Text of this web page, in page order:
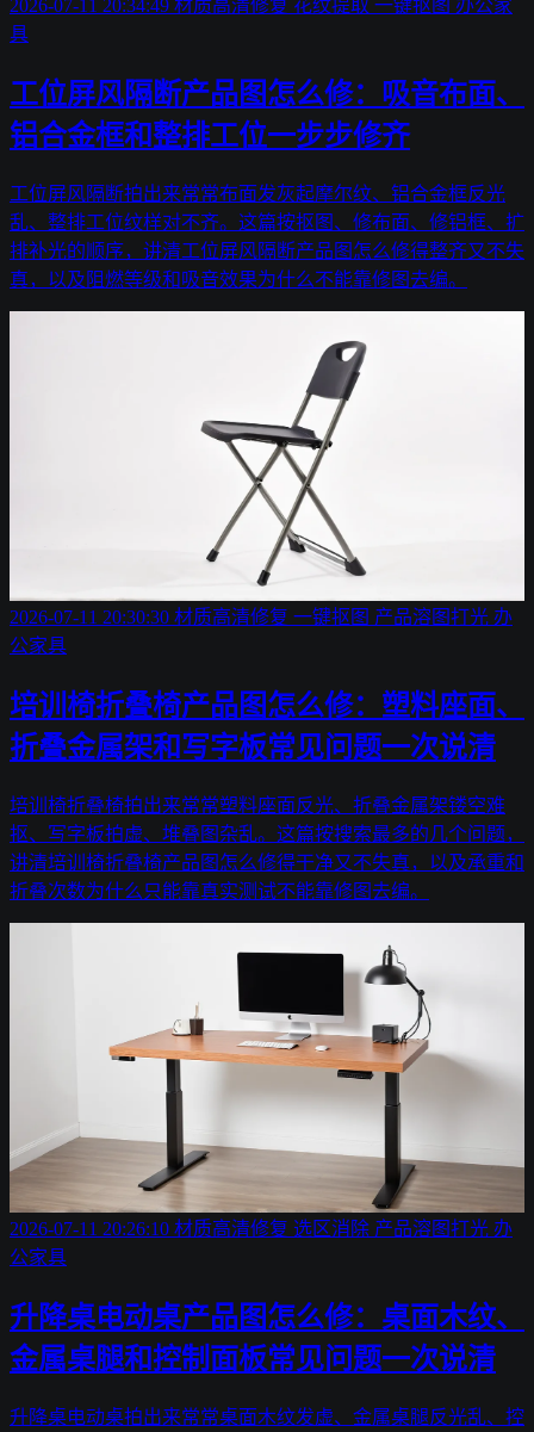
2026-07-11 20:34:49 材质高清修复 花纹提取 一键抠图 办公家
具
工位屏风隔断产品图怎么修：吸音布面、
铝合金框和整排工位一步步修齐
工位屏风隔断拍出来常常布面发灰起摩尔纹、铝合金框反光
乱、整排工位纹样对不齐。这篇按抠图、修布面、修铝框、扩
排补光的顺序，讲清工位屏风隔断产品图怎么修得整齐又不失
真，以及阻燃等级和吸音效果为什么不能靠修图去编。
2026-07-11 20:30:30 材质高清修复 一键抠图 产品溶图打光 办
公家具
培训椅折叠椅产品图怎么修：塑料座面、
折叠金属架和写字板常见问题一次说清
培训椅折叠椅拍出来常常塑料座面反光、折叠金属架镂空难
抠、写字板拍虚、堆叠图杂乱。这篇按搜索最多的几个问题，
讲清培训椅折叠椅产品图怎么修得干净又不失真，以及承重和
折叠次数为什么只能靠真实测试不能靠修图去编。
2026-07-11 20:26:10 材质高清修复 选区消除 产品溶图打光 办
公家具
升降桌电动桌产品图怎么修：桌面木纹、
金属桌腿和控制面板常见问题一次说清
升降桌电动桌拍出来常常桌面木纹发虚、金属桌腿反光乱、控